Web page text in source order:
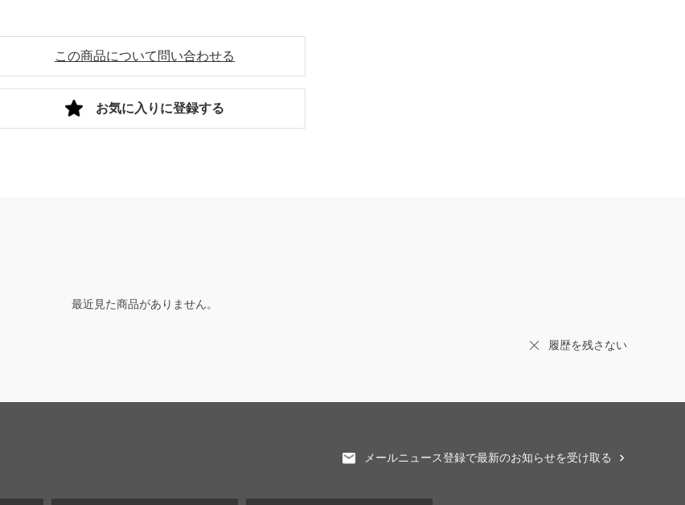
この商品について問い合わせる
お気に入りに登録する
最近見た商品がありません。
履歴を残さない
メールニュース登録で最新のお知らせを受け取る